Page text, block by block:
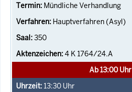
Mündliche Verhandlung
Hauptverfahren (Asyl)
350
4 K 1764/24.A
Ab 13:00 Uhr
13:30 Uhr